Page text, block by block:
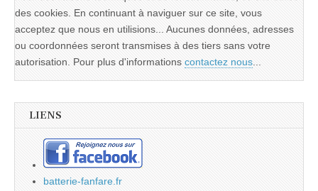
des cookies. En continuant à naviguer sur ce site, vous
acceptez que nous en utilisions... Aucunes données, adresses
ou coordonnées seront transmises à des tiers sans votre
autorisation. Pour plus d'informations contactez nous...
LIENS
batterie-fanfare.fr